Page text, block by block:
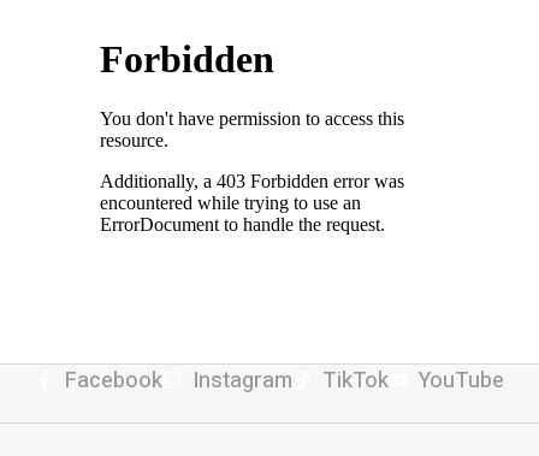
Facebook Instagram TikTok YouTube